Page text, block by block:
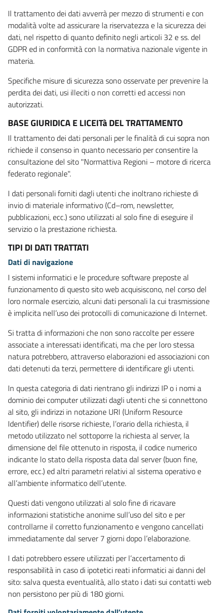
Il trattamento dei dati avverrà per mezzo di strumenti e con
modalità volte ad assicurare la riservatezza e la sicurezza dei
dati, nel rispetto di quanto definito negli articoli 32 e ss. del
GDPR ed in conformità con la normativa nazionale vigente in
materia.
Specifiche misure di sicurezza sono osservate per prevenire la
perdita dei dati, usi illeciti o non corretti ed accessi non
autorizzati.
BASE GIURIDICA E LICEITà DEL TRATTAMENTO
Il trattamento dei dati personali per le finalità di cui sopra non
richiede il consenso in quanto necessario per consentire la
consultazione del sito "Normattiva Regioni – motore di ricerca
federato regionale".
I dati personali forniti dagli utenti che inoltrano richieste di
invio di materiale informativo (Cd–rom, newsletter,
pubblicazioni, ecc.) sono utilizzati al solo fine di eseguire il
servizio o la prestazione richiesta.
TIPI DI DATI TRATTATI
Dati di navigazione
I sistemi informatici e le procedure software preposte al
funzionamento di questo sito web acquisiscono, nel corso del
loro normale esercizio, alcuni dati personali la cui trasmissione
è implicita nell’uso dei protocolli di comunicazione di Internet.
Si tratta di informazioni che non sono raccolte per essere
associate a interessati identificati, ma che per loro stessa
natura potrebbero, attraverso elaborazioni ed associazioni con
dati detenuti da terzi, permettere di identificare gli utenti.
In questa categoria di dati rientrano gli indirizzi IP o i nomi a
dominio dei computer utilizzati dagli utenti che si connettono
al sito, gli indirizzi in notazione URI (Uniform Resource
Identifier) delle risorse richieste, l’orario della richiesta, il
metodo utilizzato nel sottoporre la richiesta al server, la
dimensione del file ottenuto in risposta, il codice numerico
indicante lo stato della risposta data dal server (buon fine,
errore, ecc.) ed altri parametri relativi al sistema operativo e
all’ambiente informatico dell’utente.
Questi dati vengono utilizzati al solo fine di ricavare
informazioni statistiche anonime sull’uso del sito e per
controllarne il corretto funzionamento e vengono cancellati
immediatamente dal server 7 giorni dopo l’elaborazione.
I dati potrebbero essere utilizzati per l’accertamento di
responsabilità in caso di ipotetici reati informatici ai danni del
sito: salva questa eventualità, allo stato i dati sui contatti web
non persistono per più di 180 giorni.